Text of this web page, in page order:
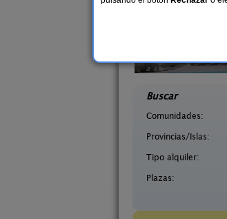
25 €
Buscar
Comunidades:
Provincias/Islas:
Tipo alquiler:
Plazas: